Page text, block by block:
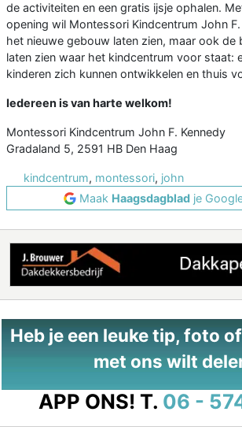
de activiteiten en een gratis ijsje ophalen.
opening wil Montessori Kindcentrum John F.
het nieuwe gebouw laten zien, maar ook de
laten zien waar het kindcentrum voor staat:
kinderen zich kunnen ontwikkelen en thuis
Iedereen is van harte welkom!
Montessori Kindcentrum John F. Kennedy
Gradaland 5, 2591 HB Den Haag
kindcentrum, montessori, john
Maak Haagsdagbladje
Heb je een leuke tip, foto
met ons wilt
APP ONS! T. 06 -